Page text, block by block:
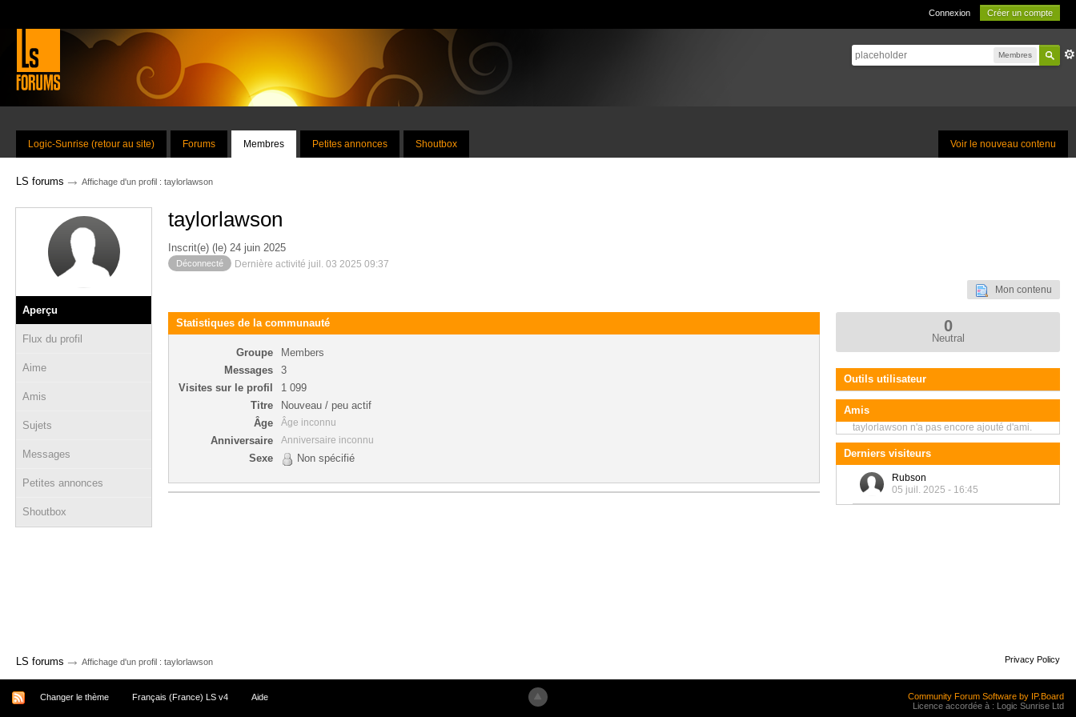
Connexion Créer un compte
Membres
Voir le nouveau contenu
Logic-Sunrise (retour au site) Forums Membres Petites annonces Shoutbox
LS forums → Affichage d'un profil : taylorlawson
Aperçu
Flux du profil
Aime
Amis
Sujets
Messages
Petites annonces
Shoutbox
taylorlawson
Inscrit(e) (le) 24 juin 2025
Déconnecté Dernière activité juil. 03 2025 09:37
Mon contenu
Statistiques de la communauté
Groupe
Members
Messages
3
Visites sur le profil
1 099
Titre
Nouveau / peu actif
Âge
Âge inconnu
Anniversaire Anniversaire inconnu
Sexe Non spécifié
0
Neutral
Outils utilisateur
Amis
taylorlawson n'a pas encore ajouté d'ami.
Derniers visiteurs
Rubson
05 juil. 2025 - 16:45
LS forums → Affichage d'un profil : taylorlawson Privacy Policy
Changer le thème Français (France) LS v4 Aide
Community Forum Software by IP.Board
Licence accordée à : Logic Sunrise Ltd